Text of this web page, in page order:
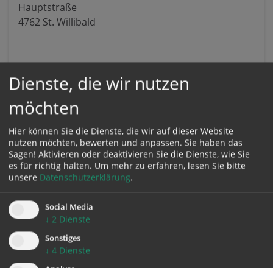
Hauptstraße
4762 St. Willibald
Karte:
Zustimmung erforderlich!
Bitte akzeptieren Sie
Dienste, die wir nutzen
möchten
Hier können Sie die Dienste, die wir auf dieser Website
nutzen möchten, bewerten und anpassen. Sie haben das
Sagen! Aktivieren oder deaktivieren Sie die Dienste, wie Sie
es für richtig halten. Um mehr zu erfahren, lesen Sie bitte
unsere Datenschutzerklärung.
Social Media
↓ 2 Dienste
Sonstiges
↓ 4 Dienste